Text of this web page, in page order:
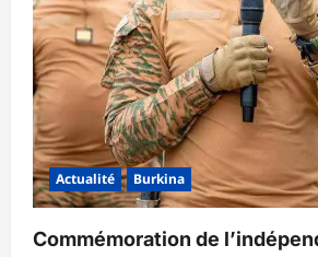
Actualité Burkina
Commémoration de